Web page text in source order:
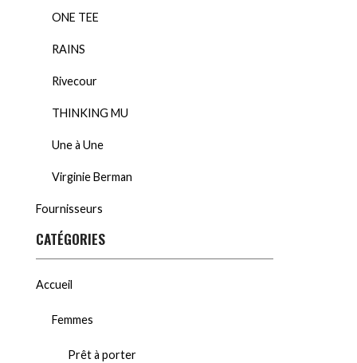
ONE TEE
RAINS
Rivecour
THINKING MU
Une à Une
Virginie Berman
Fournisseurs
CATÉGORIES
Accueil
Femmes
Prêt à porter